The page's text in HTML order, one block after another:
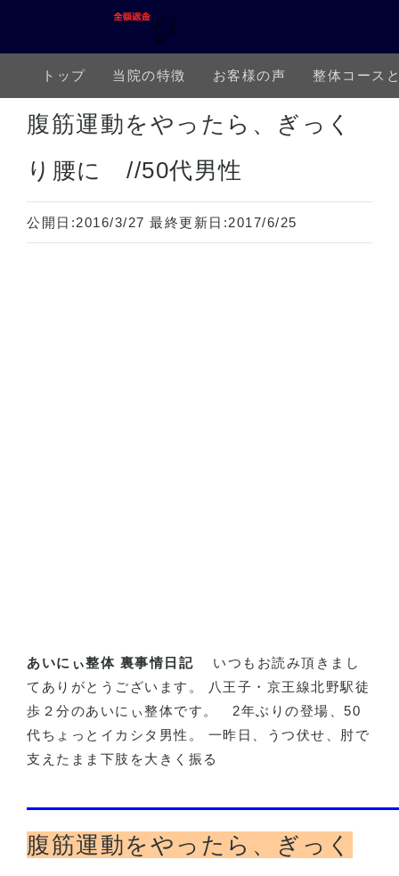
トップ 当院の特徴 お客様の声 整体コース
ホーム ぎっくり腰 腹筋運動をやったら、ぎっくり腰に //50代男性
腹筋運動をやったら、ぎっく
り腰に //50代男性
公開日:2016/3/27 最終更新日:2017/6/25
あいにぃ整体 裏事情日記
いつもお読み頂きまし
てありがとうございます。 八王子・京王線北野駅徒
歩２分のあいにぃ整体です。
2年ぶりの登場、 50
代ちょっとイカシタ男性。 一昨日、うつ伏せ、肘で
支えたまま下肢を大きく振る
腹筋運動をやったら、ぎっく